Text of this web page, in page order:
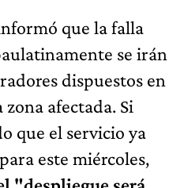
que la falla
se irán
dispuestos en
afectada. Si
que el servicio ya
este miércoles,